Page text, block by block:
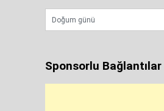
Sponsorlu Bağlantılar